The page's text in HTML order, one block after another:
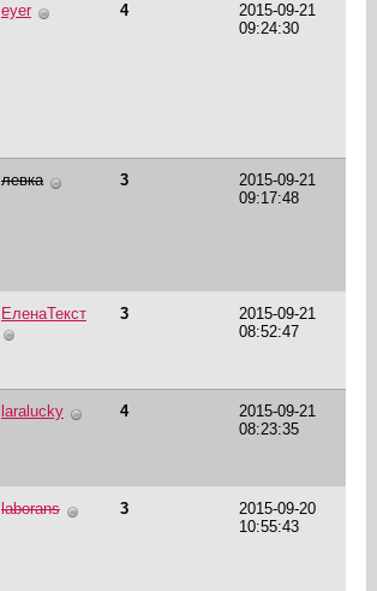
eyer 4
2015-09-21
09:24:30
левка 3
2015-09-21
09:17:48
ЕленаТекст 3
2015-09-21
08:52:47
laralucky 4
2015-09-21
08:23:35
laborans 3
2015-09-20
10:55:43